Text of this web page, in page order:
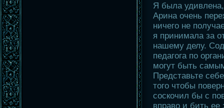
Я была
Арина очень
ничего не
я принимала за
нашему делу.
педагога по
могут быть
Представьте
того чтобы
соскочил бы с
вправо и бить ее